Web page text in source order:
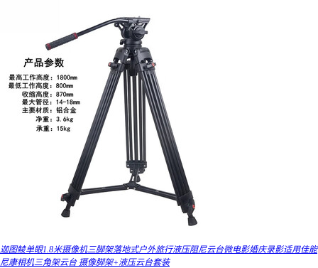
迦图鲮单眼1.8米摄像机三脚架落地式户外旅行液压阻尼云台微电影婚庆录影适用佳能
尼康相机三角架云台 摄像脚架+液压云台套装